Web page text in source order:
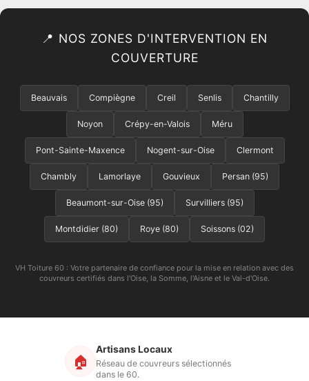
📍 NOS ZONES D'INTERVENTION EN
COUVERTURE
Beauvais Compiègne Creil Senlis Chantilly
Noyon Crépy-en-Valois Méru
Pont-Sainte-Maxence Nogent-sur-Oise Clermont
Chambly Lamorlaye Gouvieux Persan (95)
Beaumont-sur-Oise (95) Survilliers (95)
Montdidier (80) Roye (80) Soissons (02)
VH Toiture 60 : Votre partenaire de confiance pour la mise en relation avec des
couvreurs certifiés dans l'Oise, la Somme, l'Aisne et le Val-d'Oise.
🏠
Artisans Locaux
Réseau de couvreurs sélectionnés
dans le 60.